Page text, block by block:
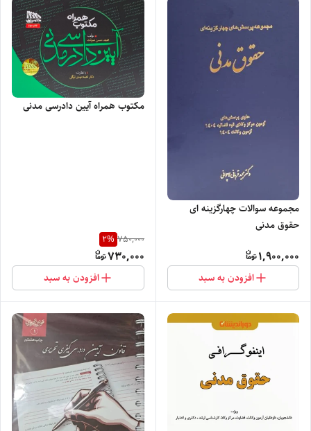
مجموعه سوالات چهارگزینه ای
حقوق مدنی
1,900,000
افزودن به سبد
مکتوب همراه آیین دادرسی مدنی
750,000
2%
730,000
افزودن به سبد